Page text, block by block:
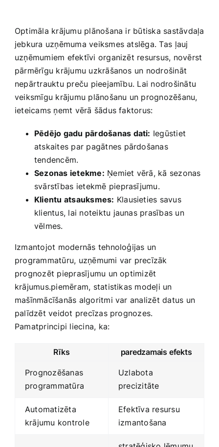
Optimāla ‍krājumu plānošana ir būtiska sastāvdaļa
jebkura uzņēmuma veiksmes atslēga. Tas ⁢ļauj
uzņēmumiem efektīvi organizēt‌ resursus, novērst
pārmērīgu krājumu uzkrāšanos un nodrošināt
nepārtrauktu preču pieejamību. Lai nodrošinātu
veiksmīgu krājumu plānošanu un prognozēšanu,
ieteicams ņemt vērā šādus faktorus:
Pēdējo gadu pārdošanas dati: Iegūstiet
atskaites par pagātnes pārdošanas
tendencēm.
Sezonas ietekme: Ņemiet vērā, kā sezonas
svārstības ⁣ietekmē pieprasījumu.
Klientu atsauksmes: Klausieties savus
klientus, lai noteiktu jaunas prasības un
vēlmes.
Izmantojot modernās tehnoloģijas un
programmatūru, uzņēmumi var precīzāk
prognozēt pieprasījumu un optimizēt
krājumus.piemēram, statistikas modeļi un
mašīnmācīšanās algoritmi var analizēt datus un
palīdzēt veidot precīzas prognozes.
Pamatprincipi liecina, ​ka:
Rīks paredzamais efekts
Prognozēšanas
programmatūra
Uzlabota
precizitāte
Automatizēta
krājumu kontrole
Efektīva‌ resursu
izmantošana